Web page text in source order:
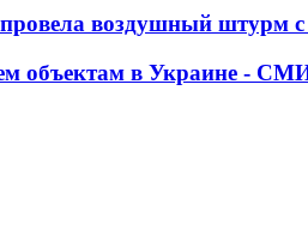
воздушный штурм с
объектам в Украине -